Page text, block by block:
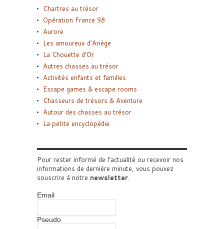
Chartres au trésor
Opération France 98
Aurore
Les amoureux d’Ariège
La Chouette d’Or
Autres chasses au trésor
Activités enfants et familles
Escape games & escape rooms
Chasseurs de trésors & Aventure
Autour des chasses au trésor
La petite encyclopédie
Pour rester informé de l'actualité ou recevoir nos
informations de dernière minute, vous pouvez
souscrire à notre newsletter.
Email
Pseudo